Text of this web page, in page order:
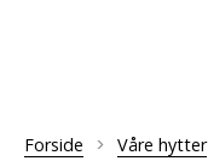
Forside > Våre hytter